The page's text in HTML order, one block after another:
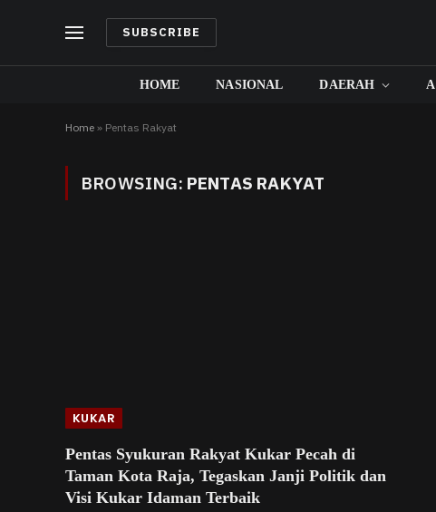
SUBSCRIBE
HOME NASIONAL DAERAH
Home » Pentas Rakyat
BROWSING: PENTAS RAKYAT
KUKAR
Pentas Syukuran Rakyat Kukar Pecah di
Taman Kota Raja, Tegaskan Janji Politik dan
Visi Kukar Idaman Terbaik